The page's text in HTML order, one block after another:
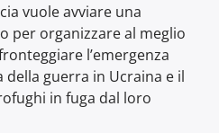
vuole avviare una
per organizzare al meglio
l’emergenza
guerra in Ucraina e il
in fuga dal loro